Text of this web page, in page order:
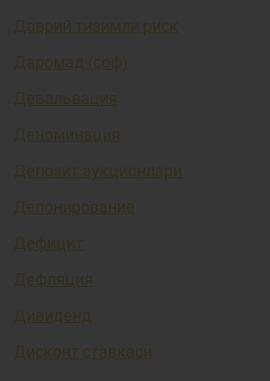
Даврий тизимли риск
Даромад (соф)
Девальвация
Деноминация
Депозит аукционлари
Депонирование
Дефицит
Дефляция
Дивиденд
Дисконт ставкаси